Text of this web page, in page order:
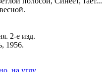
2-е изд.
1956.
на углу...